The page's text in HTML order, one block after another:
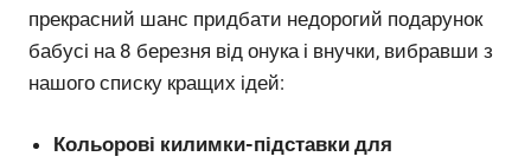
прекрасний шанс придбати недорогий подарунок
бабусі на 8 березня від онука і внучки, вибравши з
нашого списку кращих ідей:
Кольорові килимки-підставки для